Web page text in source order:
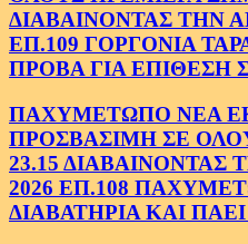
ΔΙΑΒΑΙΝΟΝΤΑΣ ΤΗΝ
ΕΠ.109 ΓΟΡΓΟΝΙΑ
ΠΡΟΒΑ ΓΙΑ ΕΠΙΘΕΣΗ
ΠΑΧΥΜΕΤΩΠΟ ΝΕΑ
ΠΡΟΣΒΑΣΙΜΗ ΣΕ
23.15
2026 ΕΠ.108
ΔΙΑΒΑΤΗΡΙΑ ΚΑΙ